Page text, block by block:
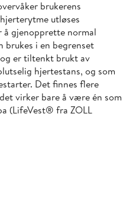
brukerens
utløses
å gjenopprette normal
brukes i en begrenset
er tiltenkt brukt av
hjertestans, og som
Det finnes flere
virker bare å være én som
(LifeVest® fra ZOLL